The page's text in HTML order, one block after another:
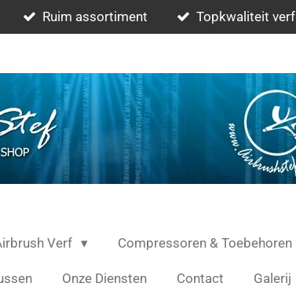
Ruim assortiment Topkwaliteit verf
Verf Compressoren & Toebehoren
Onze Diensten Contact Galerij